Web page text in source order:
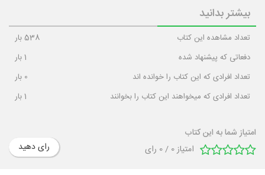
بیشتر بدانید
تعداد مشاهده این کتاب 538 بار
دفعاتی که پیشنهاد شده
1بار
تعداد افرادی که این کتاب را خوانده اند
0 بار
تعداد افرادی که میخواهند این کتاب را بخوانند
1بار
امتیاز شما به این کتاب
امتیاز0
/
0 رای رای دهید